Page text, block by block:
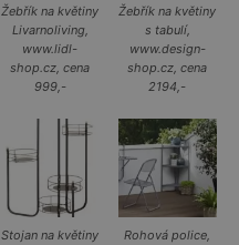
Žebřík na květiny
Livarnoliving,
www.lidl-
shop.cz, cena
999,-
Žebřík na květiny
s tabulí,
www.design-
shop.cz, cena
2194,-
Stojan na květiny
Rohová police,